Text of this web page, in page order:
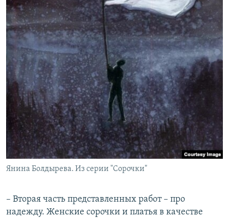
Янина Болдырева. Из серии "Сорочки"
– Вторая часть представленных работ – про
надежду. Женские сорочки и платья в качестве